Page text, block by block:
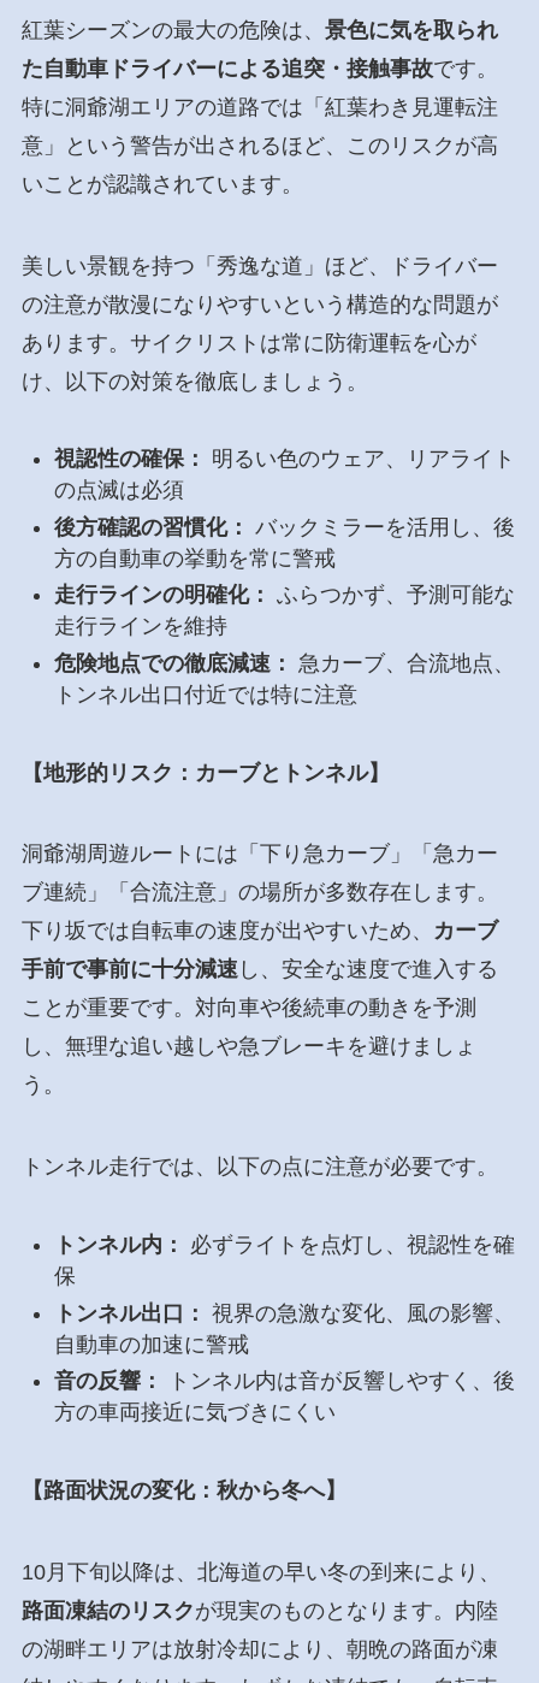
紅葉シーズンの最大の危険は、 景色に気を取られ
た自動車ドライバーによる追突・接触事故です。
特に洞爺湖エリアの道路では「紅葉わき見運転注
意」という警告が出されるほど、このリスクが高
いことが認識されています。
美しい景観を持つ「秀逸な道」ほど、ドライバー
の注意が散漫になりやすいという構造的な問題が
あります。サイクリストは常に防衛運転を心が
け、以下の対策を徹底しましょう。
視認性の確保：
明るい色のウェア、リアライト
の点滅は必須
後方確認の習慣化： バックミラーを活用し、後
方の自動車の挙動を常に警戒
走行ラインの明確化： ふらつかず、予測可能な
走行ラインを維持
危険地点での徹底減速：
急カーブ、合流地点、
トンネル出口付近では特に注意
【地形的リスク：カーブとトンネル】
洞爺湖周遊ルートには「下り急カーブ」「急カー
ブ連続」「合流注意」の場所が多数存在します。
下り坂では自転車の速度が出やすいため、
カーブ
手前で事前に十分減速し、安全な速度で進入する
ことが重要です。対向車や後続車の動きを予測
し、無理な追い越しや急ブレーキを避けましょ
う。
トンネル走行では、以下の点に注意が必要です。
トンネル内：
必ずライトを点灯し、視認性を確
保
トンネル出口： 視界の急激な変化、風の影響、
自動車の加速に警戒
音の反響：
トンネル内は音が反響しやすく、後
方の車両接近に気づきにくい
【路面状況の変化：秋から冬へ】
10月下旬以降は、北海道の早い冬の到来により、
路面凍結のリスクが現実のものとなります。内陸
の湖畔エリアは放射冷却により、朝晩の路面が凍